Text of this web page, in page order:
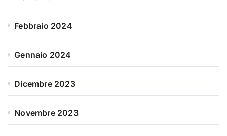
Febbraio 2024
Gennaio 2024
Dicembre 2023
Novembre 2023